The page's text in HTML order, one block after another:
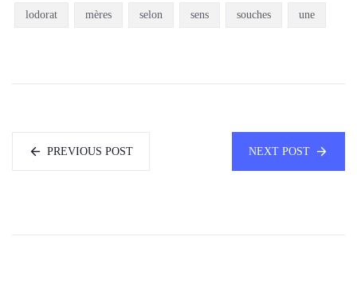
lodorat mères selon sens souches une
PREVIOUS POST NEXT POST